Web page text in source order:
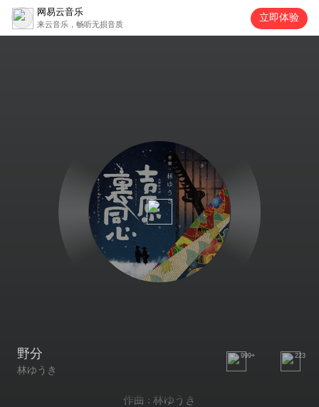
网易云音乐
来云音乐，畅听无损音质
立即体验
野分
林ゆうき
999+ 223
作曲 : 林ゆうき